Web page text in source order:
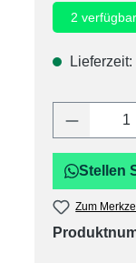
2 verfügbar
Stellen
Zum